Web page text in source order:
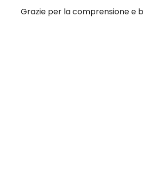
Grazie per la comprensione e